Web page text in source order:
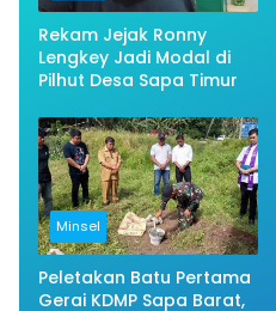
Rekam Jejak Ronny
Lengkey Jadi Modal di
Pilhut Desa Sapa Timur
Minsel
Peletakan Batu Pertama
Gerai KDMP Sapa Barat,